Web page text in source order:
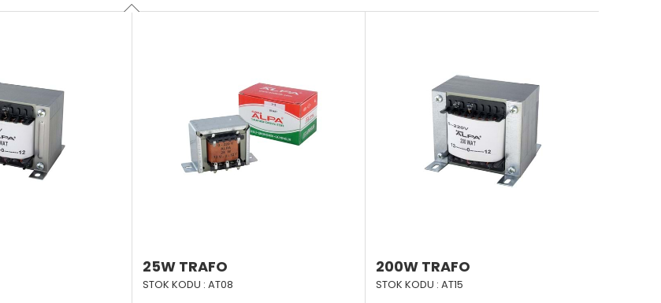
25W TRAFO
STOK KODU : AT08
200W TRAFO
STOK KODU : AT15